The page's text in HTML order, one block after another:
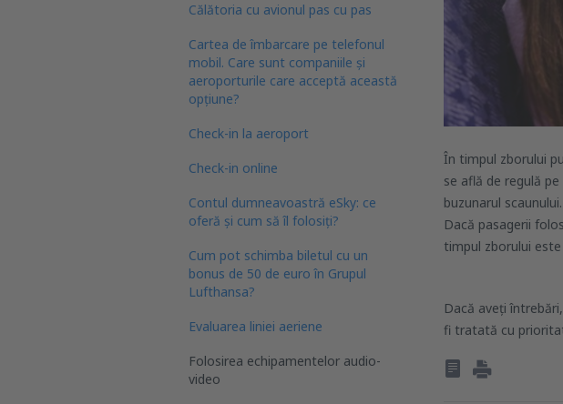
Călătoria cu avionul pas cu pas
Cartea de îmbarcare pe telefonul
mobil. Care sunt companiile și
aeroporturile care acceptă această
opțiune?
Check-in la aeroport
Check-in online
Contul dumneavoastră eSky: ce
oferă și cum să îl folosiți?
Cum pot schimba biletul cu un
bonus de 50 de euro în Grupul
Lufthansa?
Evaluarea liniei aeriene
Folosirea echipamentelor audio-
video
În timpul zborului
se află de regulă
buzunarul
Dacă pasagerii
timpul zborului
Dacă aveți
fi tratată cu